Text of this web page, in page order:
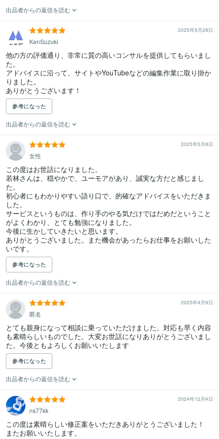
出品者からの返信を読む
2025年5月28日
KenSuzuki
他の方の評価通り、非常に質の高いコンサルを提供してもらいまし
た。
アドバイスに沿って、サイトやYouTubeなどの編集作業に取り掛か
りました。
ありがとうございます！
参考になった
出品者からの返信を読む
2025年5月8日
女性
この度はお世話になりました。
若林さんは、穏やかで、ユーモアがあり、誠実な方だと感じまし
た。
初心者にもわかりやすい語り口で、的確なアドバイスをいただきま
した。
サービスというものは、作り手のやる気だけではだめだということ
がよくわかり、とても勉強になりました。
今後に生かしていきたいと思います。
ありがとうございました。また機会があったらお仕事をお願いした
いです。
参考になった
出品者からの返信を読む
2025年4月9日
匿名
とても親身になって相談に乗っていただけました。対応も早く内容
も素晴らしいものでした。大変お世話になりありがとうございまし
た。今後ともよろしくお願いいたします
参考になった
出品者からの返信を読む
2024年12月4日
ns77kk
この度は素晴らしい修正案をいただきありがとうございました！
またお願いいたします。